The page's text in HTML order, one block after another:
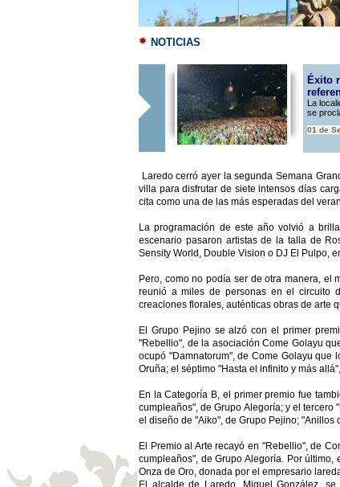
NOTICIAS
Éxito
La
se
01 de
Laredo cerró ayer la segunda Semana
villa para disfrutar de siete intensos días
cita como una de las más esperadas del
La programación de este año volvió a
escenario pasaron artistas de la talla de
Sensity World, Double Vision o DJ El Pulpo,
Pero, como no podía ser de otra manera, el
reunió a miles de personas en el circuito
creaciones florales, auténticas obras de arte
El Grupo Pejino se alzó con el primer
"Rebellio", de la asociación Come Golayu
ocupó "Damnatorum", de Come Golayu que
Oruña; el séptimo "Hasta el infinito y más
En la Categoría B, el primer premio fue
cumpleaños", de Grupo Alegoría; y el
el diseño de "Aiko", de Grupo Pejino;
El Premio al Arte recayó en "Rebellio", de
cumpleaños", de Grupo Alegoría. Por
Onza de Oro, donada por el empresario
El alcalde de Laredo, Miguel González,